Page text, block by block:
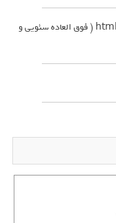
آموزش ترفند سئو برای تگهای Heading در html ( فوق العاده سئویی و